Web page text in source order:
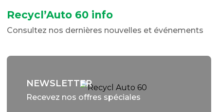
Recycl’Auto 60 info
Consultez nos dernières nouvelles et événements
NEWSLETTER
Recevez nos offres spéciales